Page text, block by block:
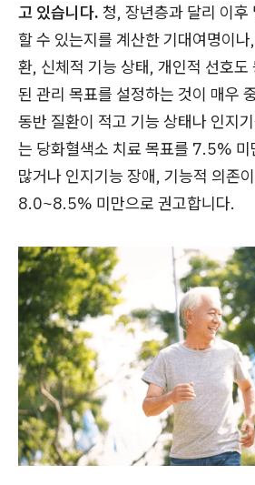
고 있습니다. 청, 장년층과 달리 이후
할 수 있는지를 계산한 기대여명이
환, 신체적 기능 상태, 개인적 선호도
된 관리 목표를 설정하는 것이 매우
동반 질환이 적고 기능 상태나 인지
는 당화혈색소 치료 목표를 7.5% 미
많거나 인지기능 장애, 기능적 의존
8.0~8.5% 미만으로 권고합니다.